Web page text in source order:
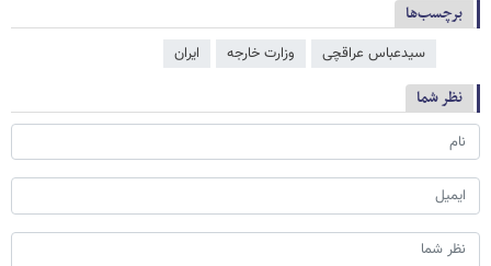
برچسب‌ها
سیدعباس عراقچی وزارت خارجه ایران
نظر شما